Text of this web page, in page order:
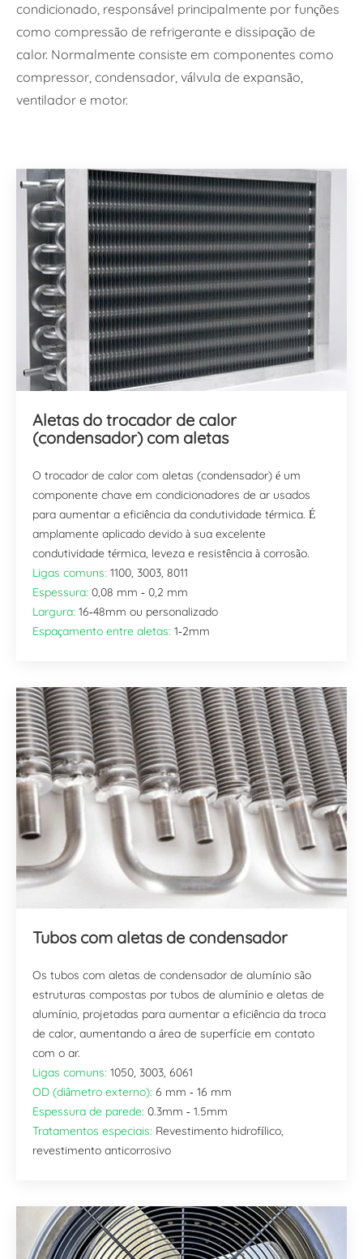
condicionado, responsável principalmente por funções
como compressão de refrigerante e dissipação de
calor. Normalmente consiste em componentes como
compressor, condensador, válvula de expansão,
ventilador e motor.
Aletas do trocador de calor
(condensador) com aletas
O trocador de calor com aletas (condensador) é um
componente chave em condicionadores de ar usados
para aumentar a eficiência da condutividade térmica. É
amplamente aplicado devido à sua excelente
condutividade térmica, leveza e resistência à corrosão.
Ligas comuns: 1100, 3003, 8011
Espessura: 0,08 mm - 0,2 mm
Largura: 16-48mm ou personalizado
Espaçamento entre aletas: 1-2mm
Tubos com aletas de condensador
Os tubos com aletas de condensador de alumínio são
estruturas compostas por tubos de alumínio e aletas de
alumínio, projetadas para aumentar a eficiência da troca
de calor, aumentando a área de superfície em contato
com o ar.
Ligas comuns: 1050, 3003, 6061
OD (diâmetro externo): 6 mm - 16 mm
Espessura de parede: 0.3mm - 1.5mm
Tratamentos especiais: Revestimento hidrofílico,
revestimento anticorrosivo